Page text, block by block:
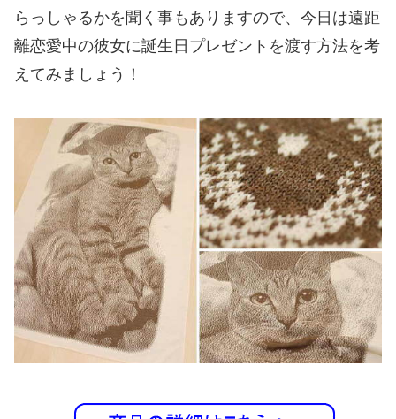
らっしゃるかを聞く事もありますので、今日は遠距
離恋愛中の彼女に誕生日プレゼントを渡す方法を考
えてみましょう！